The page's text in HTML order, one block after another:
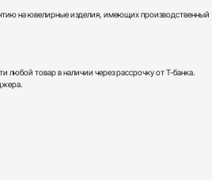
на ювелирные изделия, имеющих производственный
любой товар в наличии через рассрочку от Т-банка.